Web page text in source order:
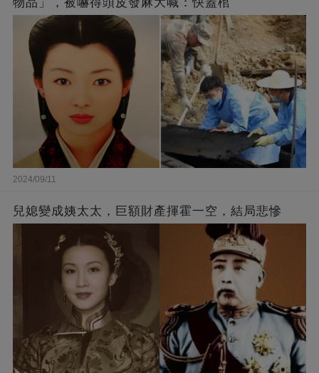
2024/09/11
兒媳變成姨太太，巨額財產揮霍一空，結局悲慘